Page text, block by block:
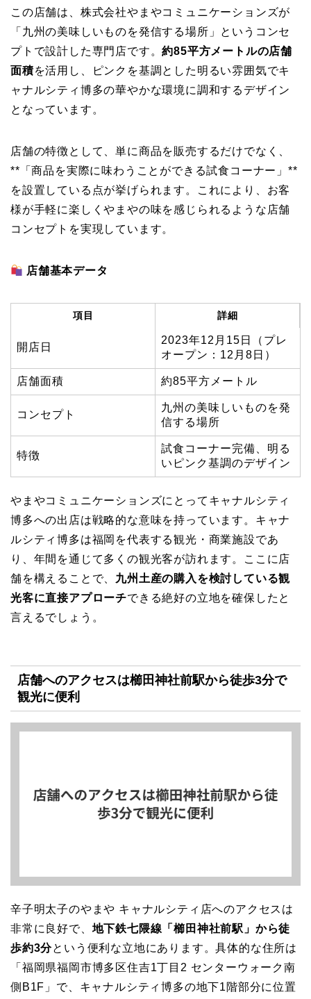
この店舗は、株式会社やまやコミュニケーションズが
「九州の美味しいものを発信する場所」というコンセ
プトで設計した専門店です。約85平方メートルの店舗
面積を活用し、ピンクを基調とした明るい雰囲気でキ
ャナルシティ博多の華やかな環境に調和するデザイン
となっています。
店舗の特徴として、単に商品を販売するだけでなく、
**「商品を実際に味わうことができる試食コーナー」**
を設置している点が挙げられます。これにより、お客
様が手軽に楽しくやまやの味を感じられるような店舗
コンセプトを実現しています。
店舗基本データ
項目 詳細
開店日
2023年12月15日（プレ
オープン：12月8日）
店舗面積 約85平方メートル
コンセプト
九州の美味しいものを発
信する場所
特徴
試食コーナー完備、明る
いピンク基調のデザイン
やまやコミュニケーションズにとってキャナルシティ
博多への出店は戦略的な意味を持っています。キャナ
ルシティ博多は福岡を代表する観光・商業施設であ
り、年間を通じて多くの観光客が訪れます。ここに店
舗を構えることで、 九州土産の購入を検討している観
光客に直接アプローチできる絶好の立地を確保したと
言えるでしょう。
店舗へのアクセスは櫛田神社前駅から徒歩3分で
観光に便利
辛子明太子のやまや キャナルシティ店へのアクセスは
非常に良好で、 地下鉄七隈線「櫛田神社前駅」から徒
歩約3分という便利な立地にあります。具体的な住所は
「福岡県福岡市博多区住吉1丁目2 センターウォーク南
側B1F」で、キャナルシティ博多の地下1階部分に位置